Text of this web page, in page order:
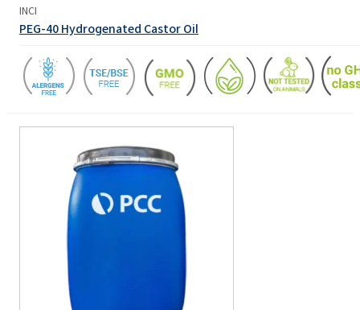
INCI
PEG-40 Hydrogenated Castor Oil